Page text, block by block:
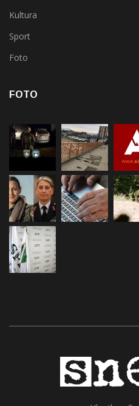
Kultura
Sport
Foto
FOTO